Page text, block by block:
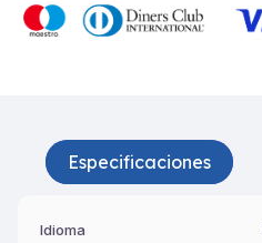
Especificaciones
Idioma